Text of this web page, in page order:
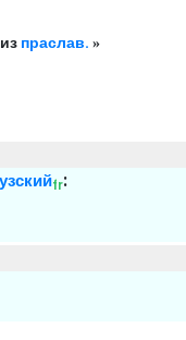
праслав. »
fr: